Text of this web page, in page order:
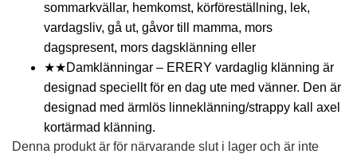
sommarkvällar, hemkomst, körföreställning, lek,
vardagsliv, gå ut, gåvor till mamma, mors
dagspresent, mors dagsklänning eller
★★Damklänningar – ERERY vardaglig klänning är
designad speciellt för en dag ute med vänner. Den är
designad med ärmlös linneklänning/strappy kall axel
kortärmad klänning.
Denna produkt är för närvarande slut i lager och är inte